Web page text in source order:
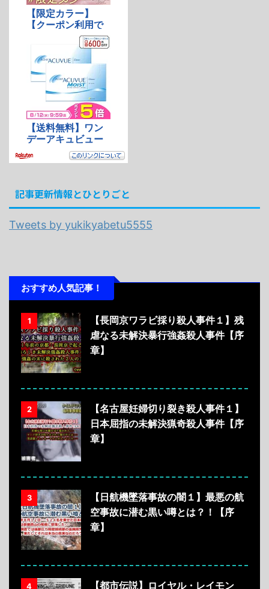
記事更新情報とひとりごと
Tweets by yukikyabetu5555
おすすめ人気記事！
1
【長岡京ワラビ採り殺人事件１】残
虐なる未解決暴行強姦殺人事件【序
章】
2
【名古屋妊婦切り裂き殺人事件１】
日本屈指の未解決猟奇殺人事件【序
章】
3
【日航機墜落事故の闇１】最悪の航
空事故に潜む黒い噂とは？！【序
章】
4 【都市伝説】ロイヤル・レイモン